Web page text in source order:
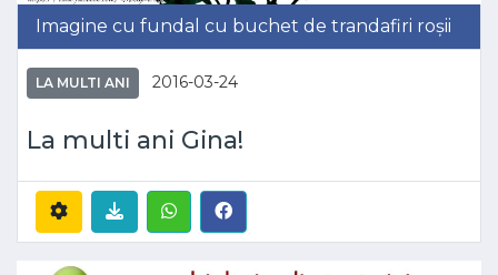
Imagine cu fundal cu buchet de trandafiri roșii
LA MULTI ANI 2016-03-24
La multi ani Gina!